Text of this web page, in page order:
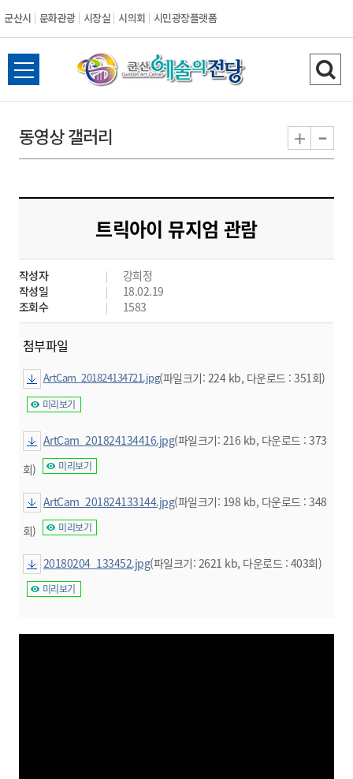
군산시 문화관광 시장실 시의회 시민광장플랫폼
군
산
전
체
뉴
열
검
색
기
동영상 갤러리 + -
트릭아이 뮤지엄 관람
작성자
강희정
작성일
18.02.19
조회수
1583
첨부파일
ArtCam_201824134721.jpg(파일크기: 224 kb, 다운로드 : 351회)
미리보기
ArtCam_201824134416.jpg(파일크기: 216 kb, 다운로드 : 373
회)
미리보기
ArtCam_201824133144.jpg(파일크기: 198 kb, 다운로드 : 348
회)
미리보기
20180204_133452.jpg(파일크기: 2621 kb, 다운로드 : 403회)
미리보기